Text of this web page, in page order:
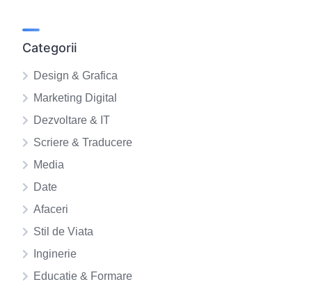
Categorii
Design & Grafica
Marketing Digital
Dezvoltare & IT
Scriere & Traducere
Media
Date
Afaceri
Stil de Viata
Inginerie
Educatie & Formare